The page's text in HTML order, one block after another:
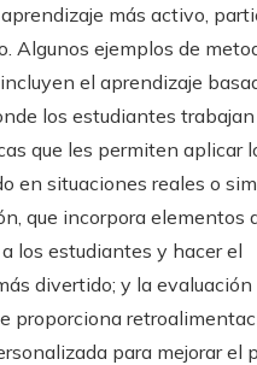
más activo,
Algunos ejemplos de
el aprendizaje
los estudiantes
que les permiten aplicar
en situaciones reales o
que incorpora elementos
los estudiantes y hacer el
divertido; y la evaluación
proporciona
para mejorar el